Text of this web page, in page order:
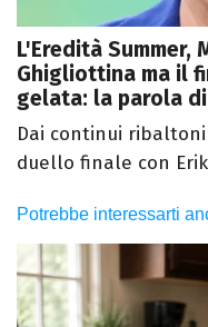
L'Eredità
Ghigliottina ma il
gelata: la parola
Dai continui
duello finale con